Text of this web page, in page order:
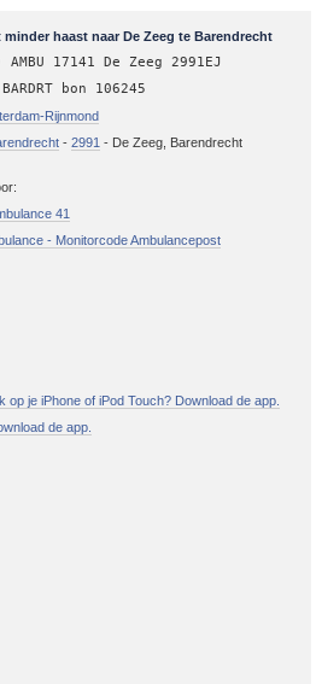
haast naar De Zeeg te Barendrecht
17141 De Zeeg 2991EJ
bon 106245
Rijnmond
- 2991 - De Zeeg, Barendrecht
41
- Monitorcode Ambulancepost
op je iPhone of iPod Touch? Download de app.
de app.